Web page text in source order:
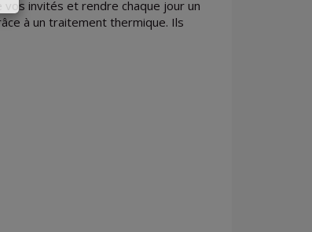
invités et rendre chaque jour un
à un traitement thermique. Ils